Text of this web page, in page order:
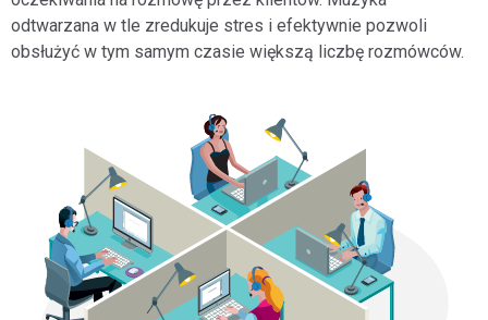
odtwarzana w tle zredukuje stres i efektywnie pozwoli
obsłużyć w tym samym czasie większą liczbę rozmówców.